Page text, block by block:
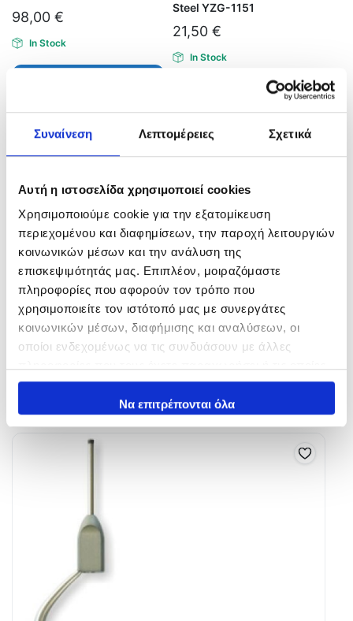
Συναίνεση Λεπτομέρειες Σχετικά
Αυτή η ιστοσελίδα χρησιμοποιεί cookies
Χρησιμοποιούμε cookie για την εξατομίκευση
περιεχομένου και διαφημίσεων, την παροχή λειτουργιών
κοινωνικών μέσων και την ανάλυση της
επισκεψιμότητάς μας. Επιπλέον, μοιραζόμαστε
πληροφορίες που αφορούν τον τρόπο που
χρησιμοποιείτε τον ιστότοπό μας με συνεργάτες
κοινωνικών μέσων, διαφήμισης και αναλύσεων, οι
οποίοι ενδεχομένως να τις συνδυάσουν με άλλες
έχουν συλλέξει σε σχέση με την από μέρους σας χρήση
των υπηρεσιών τους.Να επιτρέπονται όλα
98,00 €
In Stock
Steel YZG-1151
21,50 €
In Stock
Προσθήκη στο καλάθι
ΓΑΝΤΖΟΣ STAINLESS STEEL
15,00€
ΓΑΝΤΖΟΣ ART. 2286
17,00€–28,00€